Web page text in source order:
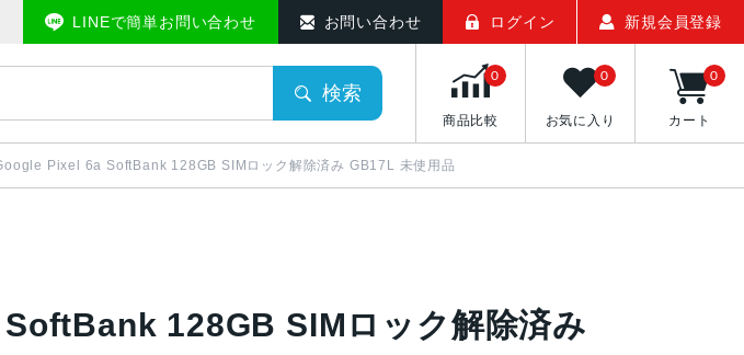
メモバマーケット
LINEで簡単お問い合わせ お問い合わせ ログイン 新規会員登録
検索
商品比較
0
お気に入り
0
カート
0
Pixel 6a SoftBank 128GB SIMロック解除済み GB17L 未使用品
128GB SIMロック解除済み